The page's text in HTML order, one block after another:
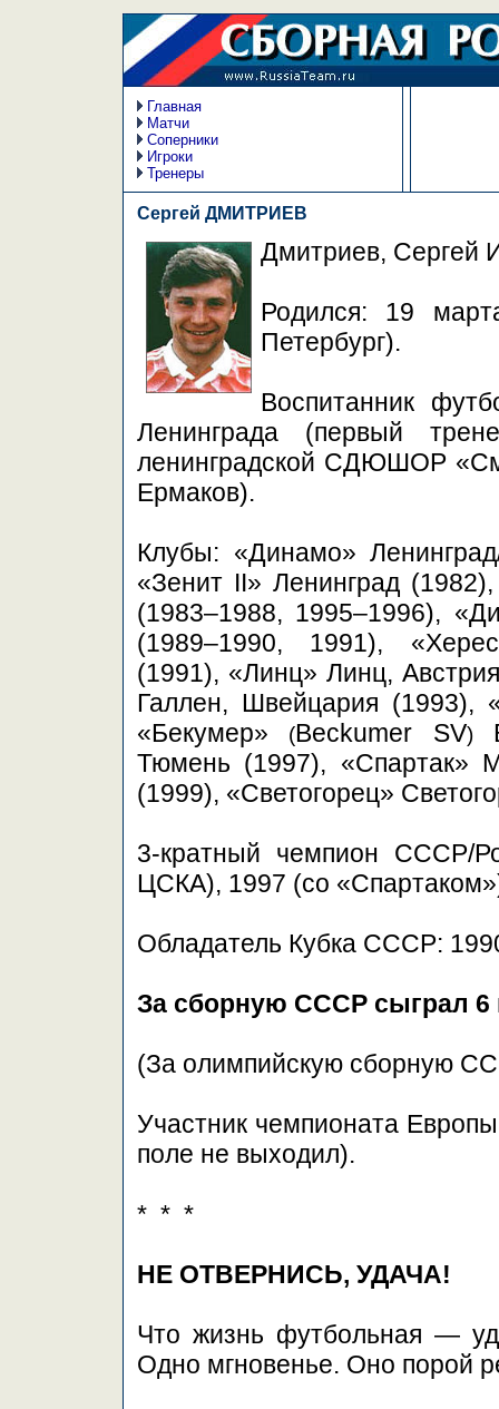
Главная
Матчи
Соперники
Игроки
Тренеры
Сергей ДМИТРИЕВ
Дмитриев, Сергей
Родился: 19
Петербург).
Воспитанник
Ленинграда (первый
ленинградской СДЮШОР
Ермаков).
Клубы: «Динамо» Ленинград
«Зенит II» Ленинград
(1983–1988, 1995–1996),
(1989–1990, 1991),
(1991), «Линц» Линц,
Галлен, Швейцария (1993),
«Бекумер»
(Beckumer SV)
Тюмень (1997), «Спартак»
(1999), «Светогорец»
3-кратный чемпион СССР/
ЦСКА), 1997 (со
Обладатель Кубка СССР:
За сборную СССР сыграл 6
(За олимпийскую сборную
Участник чемпионата
поле не выходил).
* * *
НЕ ОТВЕРНИСЬ, УДАЧА!
Что жизнь футбольная —
Одно мгновенье. Оно порой